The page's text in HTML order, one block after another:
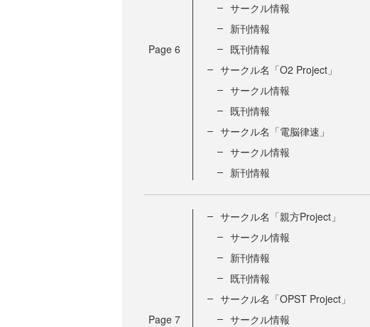
Page 6
サークル情報
新刊情報
既刊情報
サークル名「O2 Project」
サークル情報
既刊情報
サークル名「電脳律速」
サークル情報
新刊情報
Page 7
サークル名「親方Project」
サークル情報
新刊情報
既刊情報
サークル名「OPST Project」
サークル情報